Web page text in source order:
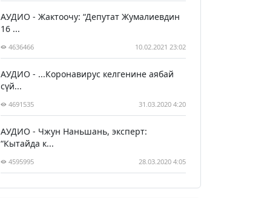
АУДИО - Жактоочу: “Депутат Жумалиевдин
16 ...
4636466 10.02.2021 23:02
АУДИО - ...Коронавирус келгенине аябай
сүй...
4691535 31.03.2020 4:20
АУДИО - Чжун Наньшань, эксперт:
“Кытайда к...
4595995 28.03.2020 4:05